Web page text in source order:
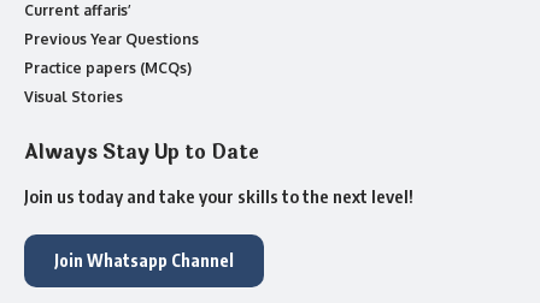
Current affaris’
Previous Year Questions
Practice papers (MCQs)
Visual Stories
Always Stay Up to Date
Join us today and take your skills to the next level!
Join Whatsapp Channel